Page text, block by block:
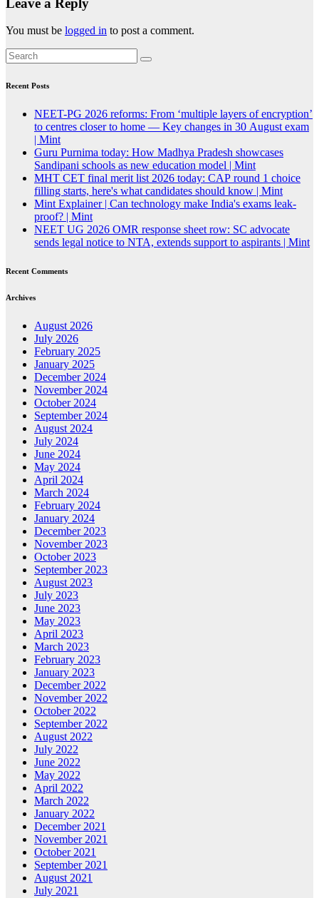
You must be logged in to post a comment.
Recent Posts
NEET-PG 2026 reforms: From ‘multiple layers of encryption’
to centres closer to home — Key changes in 30 August exam
| Mint
Guru Purnima today: How Madhya Pradesh showcases
Sandipani schools as new education model | Mint
MHT CET final merit list 2026 today: CAP round 1 choice
filling starts, here's what candidates should know | Mint
Mint Explainer | Can technology make India's exams leak-
proof? | Mint
NEET UG 2026 OMR response sheet row: SC advocate
sends legal notice to NTA, extends support to aspirants | Mint
Recent Comments
Archives
August 2026
July 2026
February 2025
January 2025
December 2024
November 2024
October 2024
September 2024
August 2024
July 2024
June 2024
May 2024
April 2024
March 2024
February 2024
January 2024
December 2023
November 2023
October 2023
September 2023
August 2023
July 2023
June 2023
May 2023
April 2023
March 2023
February 2023
January 2023
December 2022
November 2022
October 2022
September 2022
August 2022
July 2022
June 2022
May 2022
April 2022
March 2022
January 2022
December 2021
November 2021
October 2021
September 2021
August 2021
July 2021